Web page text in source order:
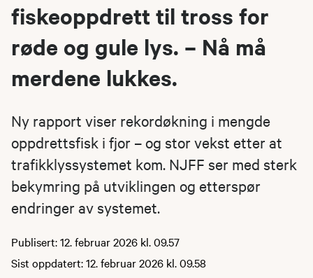
fiskeoppdrett til tross for
røde og gule lys. – Nå må
merdene lukkes.
Ny rapport viser rekordøkning i mengde
oppdrettsfisk i fjor – og stor vekst etter at
trafikklyssystemet kom. NJFF ser med sterk
bekymring på utviklingen og etterspør
endringer av systemet.
Publisert: 12. februar 2026 kl. 09.57
Sist oppdatert: 12. februar 2026 kl. 09.58